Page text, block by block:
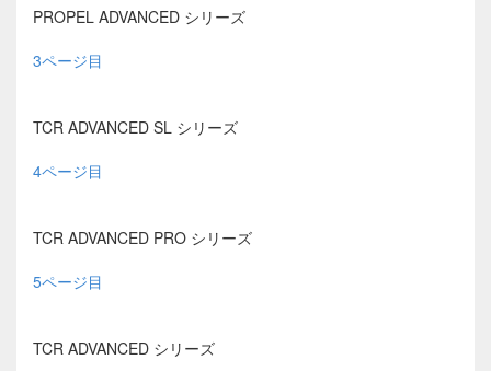
PROPEL ADVANCED シリーズ
3ページ目
TCR ADVANCED SL シリーズ
4ページ目
TCR ADVANCED PRO シリーズ
5ページ目
TCR ADVANCED シリーズ